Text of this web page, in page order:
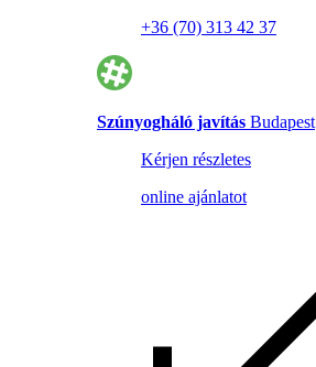
+36 (70) 313 42 37
Szúnyogháló javítás Budapest
Kérjen részletes
online ajánlatot